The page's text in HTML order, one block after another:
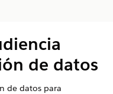
de datos
de datos para